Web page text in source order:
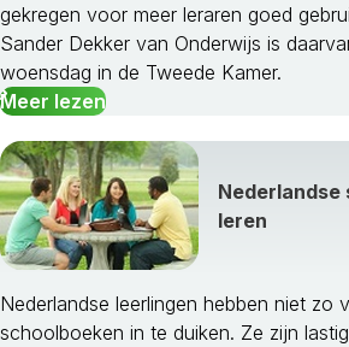
gekregen voor meer leraren goed
Sander Dekker van Onderwijs is
woensdag in de Tweede Kamer.
Meer lezen
Nederlandse
leren
Nederlandse leerlingen hebben niet zo
schoolboeken in te duiken. Ze zijn